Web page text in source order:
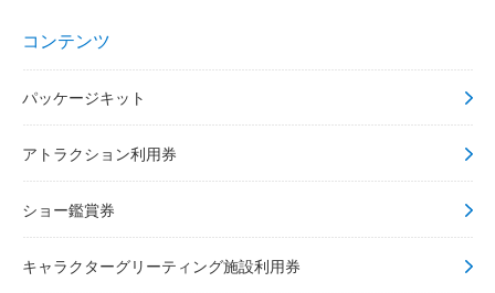
コンテンツ
パッケージキット
アトラクション利用券
ショー鑑賞券
キャラクターグリーティング施設利用券